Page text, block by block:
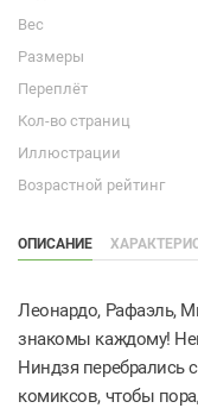
Вес
Размеры
Переплёт
Кол-во страниц
Иллюстрации
Возрастной рейтинг
ОПИСАНИЕ
Леонардо, Рафаэль,
знакомы каждому!
Ниндзя перебрались
комиксов, чтобы